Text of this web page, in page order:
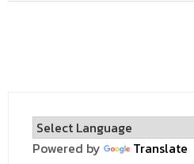
Powered by Translate